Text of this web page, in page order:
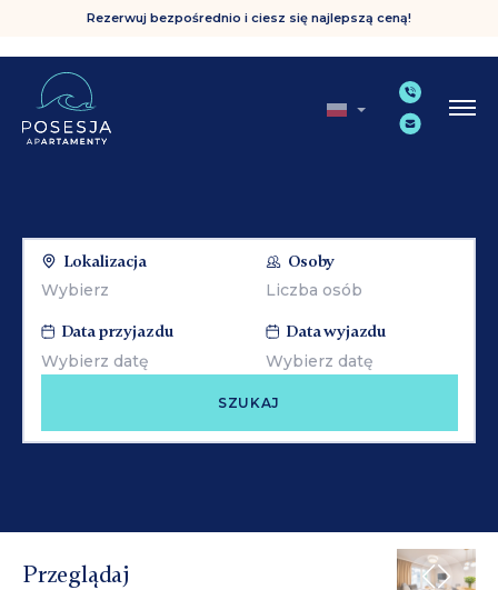
Rezerwuj bezpośrednio i ciesz się najlepszą ceną!
Lokalizacja Osoby
Data przyjazdu Data wyjazdu
SZUKAJ
Przeglądaj